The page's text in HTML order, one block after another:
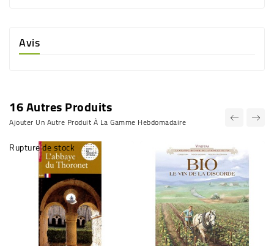
Avis
16 Autres Produits
Ajouter Un Autre Produit À La Gamme Hebdomadaire
Rupture de stock